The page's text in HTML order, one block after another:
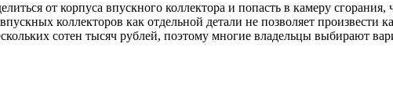
от корпуса впускного коллектора и попасть в камеру
коллекторов как отдельной детали не позволяет произвести
сотен тысяч рублей, поэтому многие владельцы выбирают